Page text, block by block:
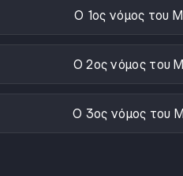
Ο 1ος νόμος του
Ο 2ος νόμος του
Ο 3ος νόμος του